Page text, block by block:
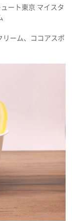
ート東京 マイスタ
ーム、ココアスポ